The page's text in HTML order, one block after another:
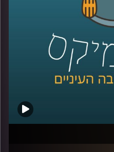
המקובל של
אוצרותי שונה ומרתק.